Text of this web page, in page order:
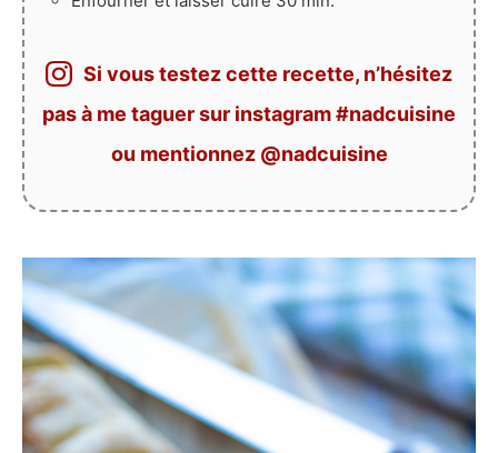
Si vous testez cette recette, n’hésitez
pas à me taguer sur instagram #nadcuisine
ou mentionnez @nadcuisine